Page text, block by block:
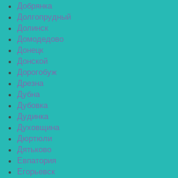
Добрянка
Долгопрудный
Долинск
Домодедово
Донецк
Донской
Дорогобуж
Дрезна
Дубна
Дубовка
Дудинка
Духовщина
Дюртюли
Дятьково
Евпатория
Егорьевск